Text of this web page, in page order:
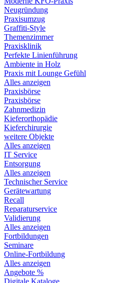
Neugründung
Praxisumzug
Graffiti-Style
Themenzimmer
Praxisklinik
Perfekte Linienführung
Ambiente in Holz
Praxis mit Lounge Gefühl
Alles anzeigen
Praxisbörse
Praxisbörse
Zahnmedizin
Kieferorthopädie
Kieferchirurgie
weitere Objekte
Alles anzeigen
IT Service
Entsorgung
Alles anzeigen
Technischer Service
Gerätewartung
Recall
Reparaturservice
Validierung
Alles anzeigen
Fortbildungen
Seminare
Online-Fortbildung
Alles anzeigen
Angebote %
Digitale Kataloge